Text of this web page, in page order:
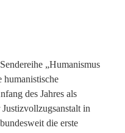
„Humanismus
des Jahres als
in
die erste